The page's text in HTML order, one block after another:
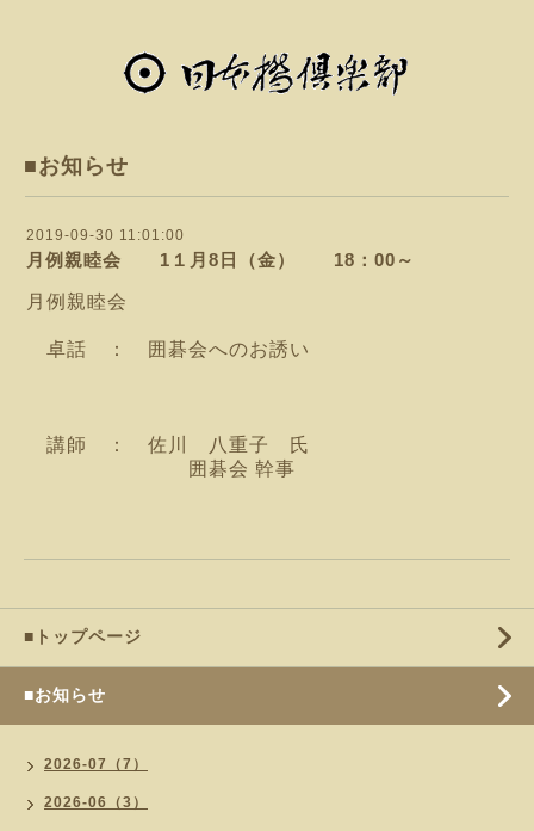
■お知らせ
2019-09-30 11:01:00
月例親睦会 1１月8日（金） 18：00～
月例親睦会
卓話 ： 囲碁会へのお誘い
講師 ： 佐川 八重子 氏
囲碁会 幹事
■トップページ
■お知らせ
2026-07（7）
2026-06（3）